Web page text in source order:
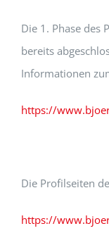
Die 1. Phase des
bereits
Informationen
https://
Die Profilseiten
https://